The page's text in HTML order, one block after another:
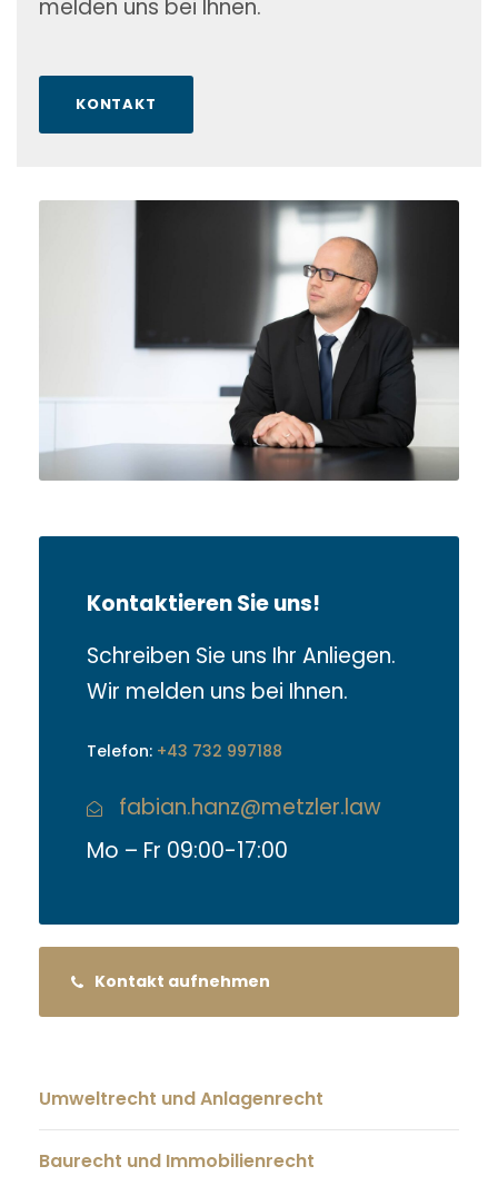
melden uns bei Ihnen.
KONTAKT
Kontaktieren Sie uns!
Schreiben Sie uns Ihr Anliegen.
Wir melden uns bei Ihnen.
Telefon: +43 732 997188
fabian.hanz@metzler.law
Mo – Fr 09:00-17:00
Kontakt aufnehmen
Umweltrecht und Anlagenrecht
Baurecht und Immobilienrecht